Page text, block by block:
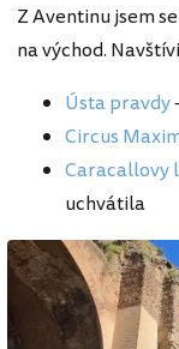
Z Aventinu jsem
na východ.
Ústa pravdy
Circus
Caracallovy
uchvátila